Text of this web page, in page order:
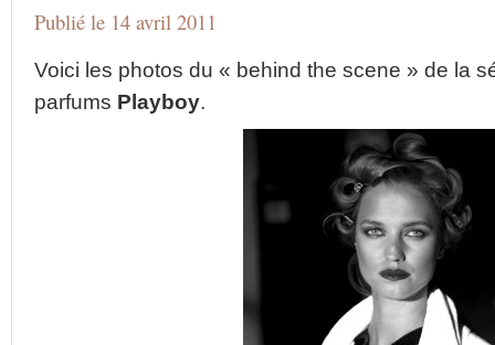
Publié le 14 avril 2011
Voici les photos du « behind the scene » de la
parfums Playboy.